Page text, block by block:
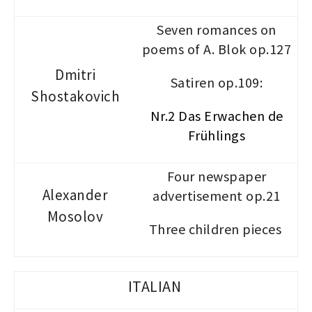
Dmitri
Shostakovich
Seven romances on
poems of A. Blok op.127
Satiren op.109:
Nr.2 Das Erwachen de
Frühlings
Alexander
Mosolov
Four newspaper
advertisement op.21
Three children pieces
ITALIAN